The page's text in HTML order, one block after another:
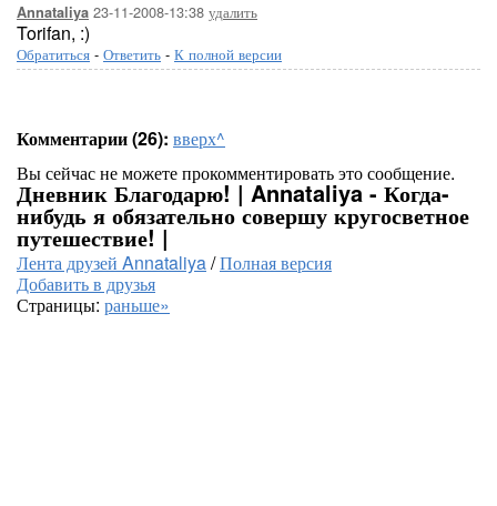
Annataliya 23-11-2008-13:38 удалить
Torifan, :)
Обратиться - Ответить - К полной версии
Комментарии (26): вверх^
Вы сейчас не можете прокомментировать это сообщение.
Дневник Благодарю! | Annataliya - Когда-
нибудь я обязательно совершу кругосветное
путешествие! |
Лента друзей Annataliya/Полная версия
Добавить в друзья
Страницы: раньше»